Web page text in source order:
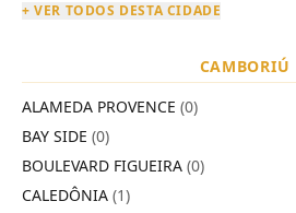
+ VER TODOS DESTA CIDADE
CAMBORIÚ
ALAMEDA PROVENCE (0)
BAY SIDE (0)
BOULEVARD FIGUEIRA (0)
CALEDÔNIA (1)